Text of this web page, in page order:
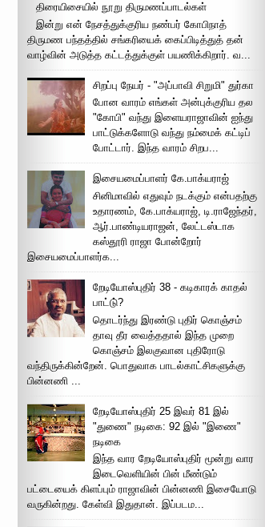
திரையிசையில் நூறு திருமணப்பாடல்கள்
இன்று என் நேசத்துக்குரிய நண்பர் கோபிநாத்
திருமண பந்தத்தில் சங்கரியைக் கைப்பிடித்துத் தன்
வாழ்வின் அடுத்த கட்டத்துக்குள் பயணிக்கிறார். வ...
சிறப்பு நேயர் - "அப்பாவி சிறுமி" துர்கா
போன வாரம் எங்கள் அன்புக்குரிய தல
"கோபி" வந்து இளையராஜாவின் ஐந்து
பாட்டுக்களோடு வந்து நம்மைக் கட்டிப்
போட்டார். இந்த வாரம் சிறப...
இசையமைப்பாளர் கே.பாக்யராஜ்
சினிமாவில் எதுவும் நடக்கும் என்பதற்கு
உதாரணம், கே.பாக்யராஜ், டி.ராஜேந்தர்,
ஆர்.பாண்டியராஜன், லேட்டஸ்டாக
கஸ்தூரி ராஜா போன்றோர்
இசையமைப்பாளர்க...
றேடியோஸ்புதிர் 38 - கடிகாரக் காதல்
பாட்டு்?
தொடர்ந்து இரண்டு புதிர் கொஞ்சம்
தாவு தீர வைத்ததால் இந்த முறை
கொஞ்சம் இலகுவான புதிரோடு
வந்திருக்கின்றேன். பொதுவாக பாடல்காட்சிகளுக்கு
பின்னணி ...
றேடியோஸ்புதிர் 25 இவர் 81 இல்
"துணை" நடிகை: 92 இல் "இணை"
நடிகை
இந்த வார றேடியோஸ்புதிர் மூன்று வார
இடைவெளியின் பின் மீண்டும்
பட்டையைக் கிளப்பும் ராஜாவின் பின்னணி இசையோடு
வருகின்றது. கேள்வி இதுதான். இப்படம...